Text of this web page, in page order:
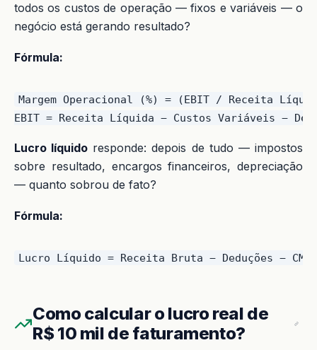
todos os custos de operação — fixos e variáveis — o
negócio está gerando resultado?
Fórmula:
Margem Operacional (%) = (EBIT / Receita
Lucro líquido responde: depois de tudo — impostos
sobre resultado, encargos financeiros, depreciação
— quanto sobrou de fato?
Fórmula:
Como calcular o lucro real de
R$ 10 mil de faturamento?